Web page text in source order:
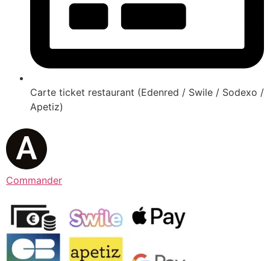
Carte ticket restaurant (Edenred / Swile / Sodexo /
Apetiz)
Commander